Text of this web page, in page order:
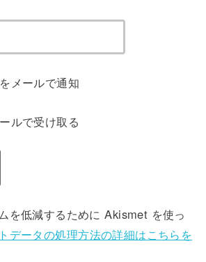
メールで通知
ルで受け取る
を低減するために Akismet を使っ
データの処理方法の詳細はこちらを